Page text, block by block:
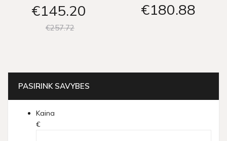
€145 20
€25772
€180 88
PASIRINK SAVYBES
Kaina
€